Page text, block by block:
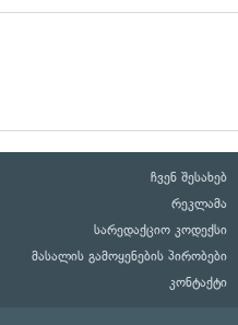
ჩვენ შესახებ
რეკლამა
სარედაქციო კოდექსი
მასალის გამოყენების პირობები
კონტაქტი